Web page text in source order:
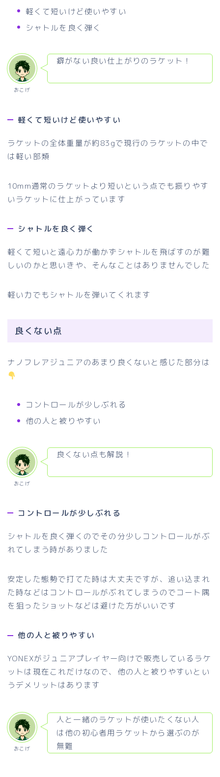
軽くて短いけど使いやすい
シャトルを良く弾く
おこげ
癖がない良い仕上がりのラケット！
軽くて短いけど使いやすい
ラケットの全体重量が約83gで現行のラケットの中で
は軽い部類
10mm通常のラケットより短いという点でも振りやす
いラケットに仕上がっています
シャトルを良く弾く
軽くて短いと遠心力が働かずシャトルを飛ばすのが難
しいのかと思いきや、そんなことはありませんでした
軽い力でもシャトルを弾いてくれます
良くない点
ナノフレアジュニアのあまり良くないと感じた部分は
コントロールが少しぶれる
他の人と被りやすい
おこげ
良くない点も解説！
コントロールが少しぶれる
シャトルを良く弾くのでその分少しコントロールがぶ
れてしまう時がありました
安定した態勢で打てた時は大丈夫ですが、追い込まれ
た時などはコントロールがぶれてしまうのでコート隅
を狙ったショットなどは避けた方がいいです
他の人と被りやすい
YONEXがジュニアプレイヤー向けで販売しているラケ
ットは現在これだけなので、他の人と被りやすいとい
うデメリットはあります
おこげ
人と一緒のラケットが使いたくない人
は他の初心者用ラケットから選ぶのが
無難